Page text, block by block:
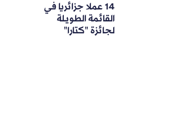
14 عملا جزائريا في
القائمة الطويلة
لجائزة "كتارا"